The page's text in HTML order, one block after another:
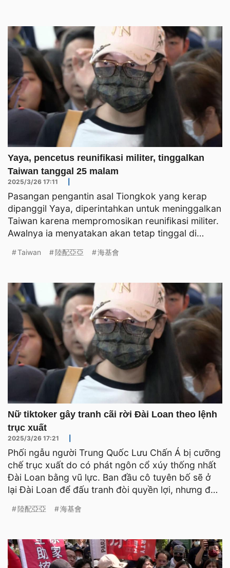
Yaya, pencetus reunifikasi militer, tinggalkan
Taiwan tanggal 25 malam
2025/3/26 17:11
Pasangan pengantin asal Tiongkok yang kerap
dipanggil Yaya, diperintahkan untuk meninggalkan
Taiwan karena mempromosikan reunifikasi militer.
Awalnya ia menyatakan akan tetap tinggal di
Taiwan 陸配亞亞 海基會
Nữ tiktoker gây tranh cãi rời Đài Loan theo lệnh
trục xuất
2025/3/26 17:21
Phối ngẫu người Trung Quốc Lưu Chấn Á bị cưỡng
chế trục xuất do có phát ngôn cổ xúy thống nhất
Đài Loan bằng vũ lực. Ban đầu cô tuyên bố sẽ ở
lại Đài Loan để đấu tranh đòi quyền lợi, nhưng đến
陸配亞亞 海基會